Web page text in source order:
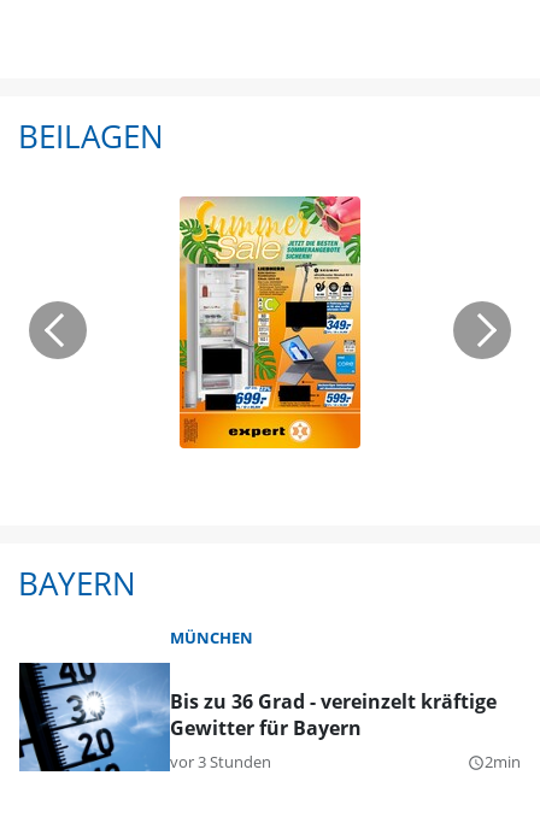
BEILAGEN
BAYERN
MÜNCHEN
Bis zu 36 Grad - vereinzelt kräftige
Gewitter für Bayern
vor 3 Stunden query_builder2min